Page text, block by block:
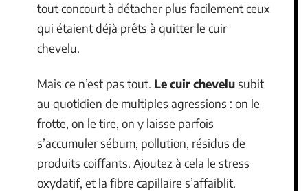
tout concourt à détacher plus facilement ceux
qui étaient déjà prêts à quitter le cuir
chevelu.
Mais ce n’est pas tout. Le cuir chevelusubit
au quotidien de multiples agressions : on le
frotte, on le tire, on y laisse parfois
s’accumuler sébum, pollution, résidus de
produits coiffants. Ajoutez à cela le stress
oxydatif, et la fibre capillaire s’affaiblit.